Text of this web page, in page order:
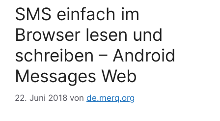
SMS einfach im
Browser lesen und
schreiben – Android
Messages Web
22. Juni 2018 von de.merq.org